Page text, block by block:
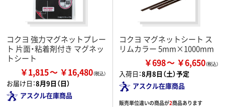
コクヨ 強力マグネットプレー
ト 片面・粘着剤付き マグネッ
トシート
￥1,815 ￥16,480
お届け日：8月9日（日）
アスクル在庫商品
コクヨ マグネットシート ス
リムカラー 5mm×1000mm
￥698 ￥6,650
入荷日：8月8日（土）予定
アスクル在庫商品
販売単位違いの商品が2商品あります